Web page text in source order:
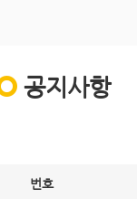
공지사항
번호